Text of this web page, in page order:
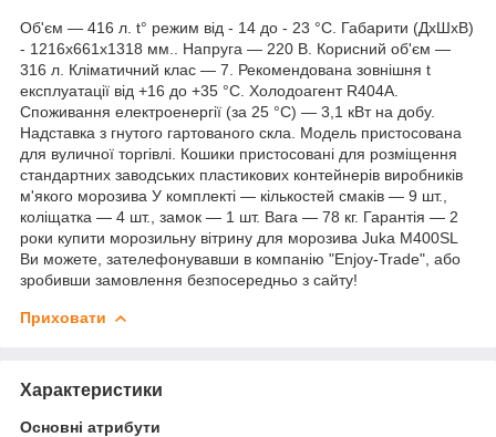
Об'єм — 416 л. t° режим від - 14 до - 23 °C. Габарити (ДхШхВ)
- 1216x661x1318 мм.. Напруга — 220 В. Корисний об'єм —
316 л. Кліматичний клас — 7. Рекомендована зовнішня t
експлуатації від +16 до +35 °C. Холодоагент R404A.
Споживання електроенергії (за 25 °C) — 3,1 кВт на добу.
Надставка з гнутого гартованого скла. Модель пристосована
для вуличної торгівлі. Кошики пристосовані для розміщення
стандартних заводських пластикових контейнерів виробників
м'якого морозива У комплекті — кількостей смаків — 9 шт.,
коліщатка — 4 шт., замок — 1 шт. Вага — 78 кг. Гарантія — 2
роки купити морозильну вітрину для морозива Juka M400SL
Ви можете, зателефонувавши в компанію "Enjoy-Trade", або
зробивши замовлення безпосередньо з сайту!
Приховати
Характеристики
Основні атрибути